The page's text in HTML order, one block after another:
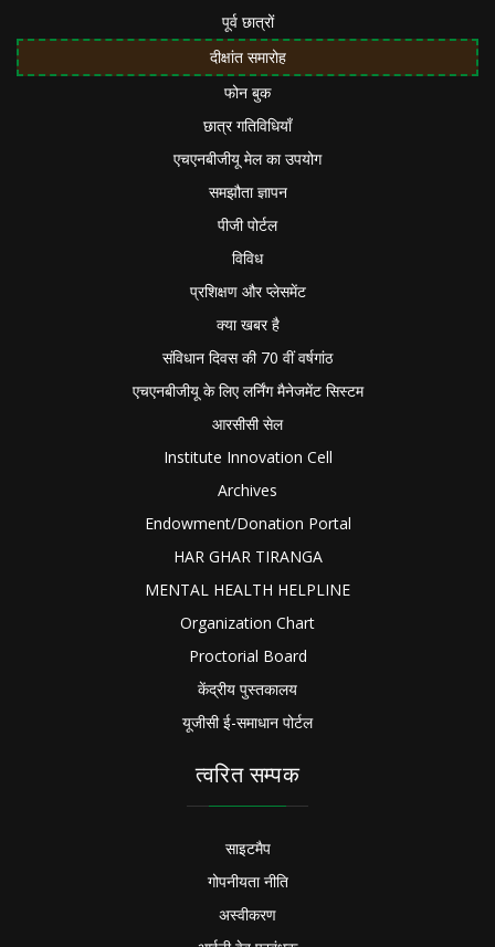
पूर्व छात्रों
दीक्षांत समारोह
फोन बुक
छात्र गतिविधियाँ
एचएनबीजीयू मेल का उपयोग
समझौता ज्ञापन
पीजी पोर्टल
विविध
प्रशिक्षण और प्लेसमेंट
क्या खबर है
संविधान दिवस की 70 वीं वर्षगांठ
एचएनबीजीयू के लिए लर्निंग मैनेजमेंट सिस्टम
आरसीसी सेल
Institute Innovation Cell
Archives
Endowment/Donation Portal
HAR GHAR TIRANGA
MENTAL HEALTH HELPLINE
Organization Chart
Proctorial Board
केंद्रीय पुस्तकालय
यूजीसी ई-समाधान पोर्टल
त्वरित सम्पक
साइटमैप
गोपनीयता नीति
अस्वीकरण